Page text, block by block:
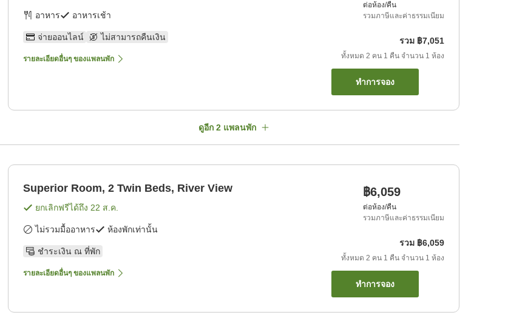
อาหาร อาหารเช้า
จ่ายออนไลน์ ไม่สามารถคืนเงิน
รายละเอียดอื่นๆ ของแพลนพัก
ต่อห้อง/คืน
รวมภาษีและค่าธรรมเนียม
รวม ฿7,051
ทั้งหมด 2 คน 1 คืน จำนวน 1 ห้อง
ทำการจอง
ดูอีก 2แพลนพัก
Superior Room, 2 Twin Beds, River View
ยกเลิกฟรีได้ถึง 22 ส.ค.
ไม่รวมมื้ออาหาร ห้องพักเท่านั้น
ชำระเงิน ณ ที่พัก
รายละเอียดอื่นๆ ของแพลนพัก
฿6,059
ต่อห้อง/คืน
รวมภาษีและค่าธรรมเนียม
รวม ฿6,059
ทั้งหมด 2 คน 1 คืน จำนวน 1 ห้อง
ทำการจอง